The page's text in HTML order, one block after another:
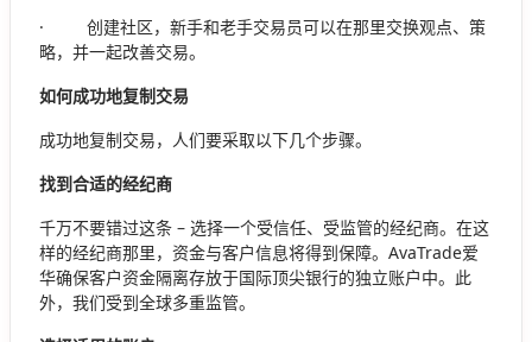
· 创建社区，新手和老手交易员可以在那里交换观点、策
略，并一起改善交易。
如何成功地复制交易
成功地复制交易，人们要采取以下几个步骤。
找到合适的经纪商
千万不要错过这条 – 选择一个受信任、受监管的经纪商。在这
样的经纪商那里，资金与客户信息将得到保障。AvaTrade爱
华确保客户资金隔离存放于国际顶尖银行的独立账户中。此
外，我们受到全球多重监管。